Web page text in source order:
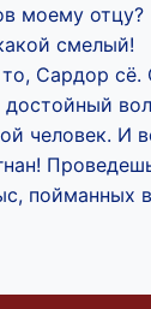
моему отцу?
смелый!
Сардор
человек. И
пойманных